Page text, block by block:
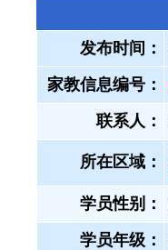
发布时间：
家教信息编号：
联系人：
所在区域：
学员性别：
学员年级：